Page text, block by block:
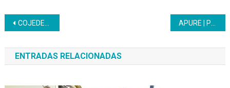
Navegación
de
entradas
COJEDES | Misión Ribas e Inces establecen lazos interinstitucionales para potenciar la formación técnica
ENTRADAS RELACIONADAS